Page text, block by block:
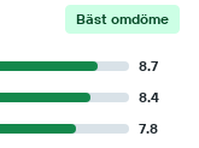
Bäst omdöme
8.7
8.4
7.8